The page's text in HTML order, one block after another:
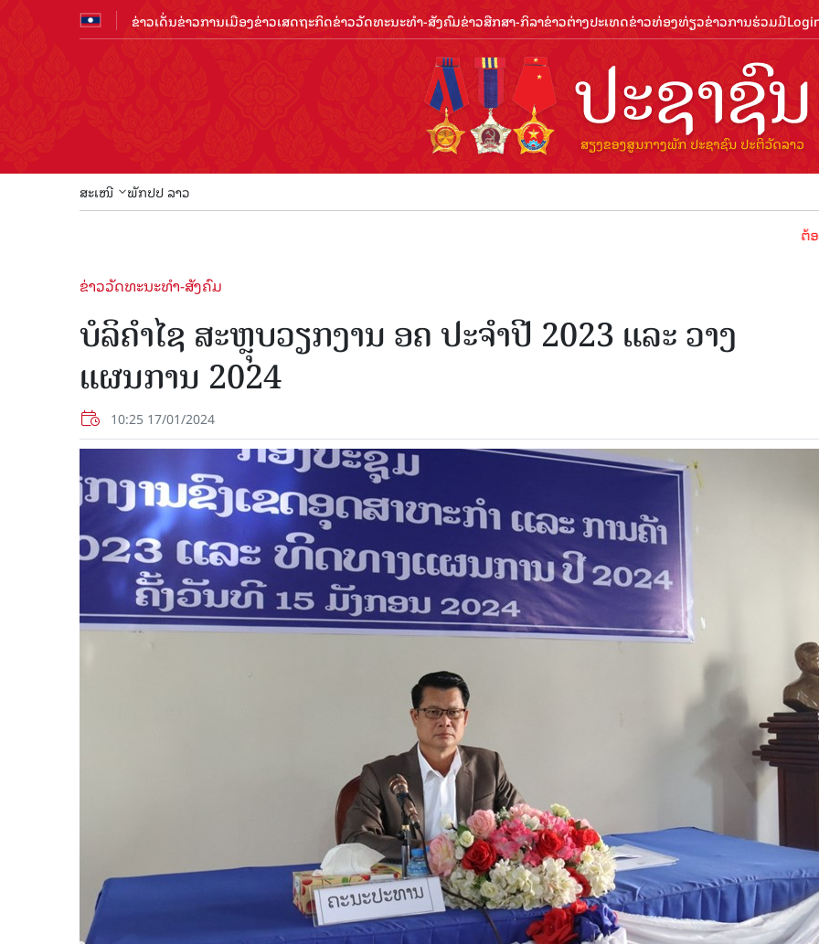
ຂ່າວເດັ່ນຂ່າວການເມືອງຂ່າວເສດຖະກິດຂ່າວວັດທະນະທຳ-ສັງຄົມຂ່າວສືກສາ-ກິລາຂ່າວຕ່າງປະເທດຂ່າວທ່ອງທ່ຽວຂ່າວການຮ່ວມມື
ສະເໜີ ພັກປປ ລາວ
ຕ້ອນຮັບປີ
ຂ່າວວັດທະນະທຳ-ສັງຄົມ
ບໍລິຄຳໄຊ ສະຫຼຸບວຽກງານ ອຄ ປະຈຳປີ 2023 ແລະ ວາງ
ແຜນການ 2024
10:25 17/01/2024